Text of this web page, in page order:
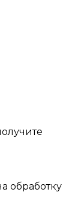
обработку